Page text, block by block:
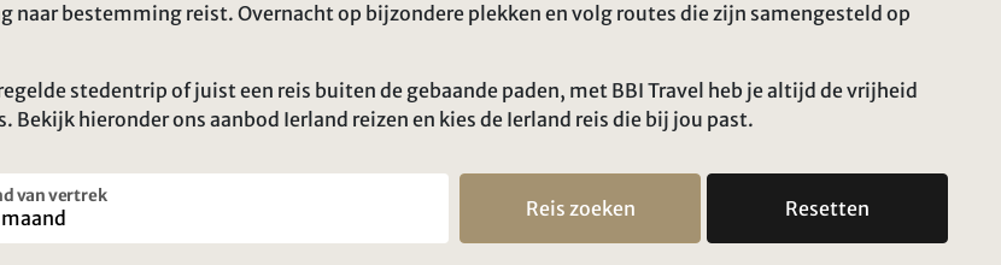
bestemming reist. Overnacht op bijzondere plekken en volg routes die zijn samengesteld op
stedentrip of juist een reis buiten de gebaande paden, met BBI Travel heb je altijd de vrijheid
hieronder ons aanbod Ierland reizen en kies de Ierland reis die bij jou past.
van vertrek
Reis zoeken Resetten